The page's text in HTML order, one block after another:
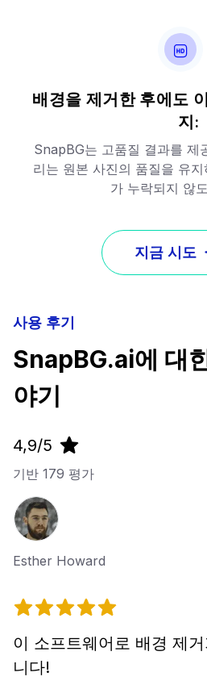
배경을 제거한 후에도
지:
SnapBG는 고품질 결과를 제
리는 원본 사진의 품질을 유
가 누락되지 않
지금 시도
사용 후기
SnapBG.ai에 대
야기
4,9/5
기반 179 평가
Esther Howard
이 소프트웨어로 배경 제
니다!